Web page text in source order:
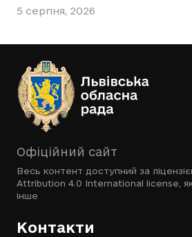
5 серпня, 2026
Офіційний сайт
Весь контент доступний за
Attribution 4.0 International license ,
інше
Контакти